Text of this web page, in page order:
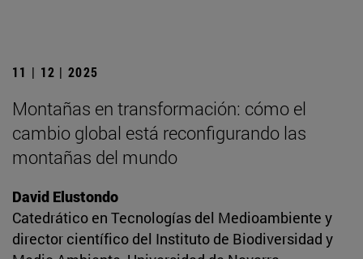
11 | 12 | 2025
Montañas en transformación: cómo el
cambio global está reconfigurando las
montañas del mundo
David Elustondo
Catedrático en Tecnologías del Medioambiente y
director científico del Instituto de Biodiversidad y